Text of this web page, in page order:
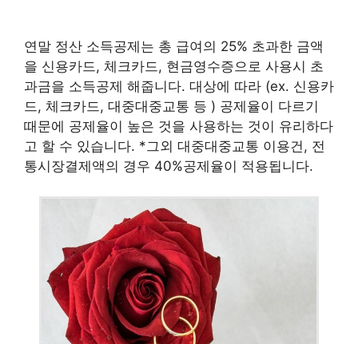
연말 정산 소득공제는 총 급여의 25% 초과한 금액
을 신용카드, 체크카드, 현금영수증으로 사용시 초
과금을 소득공제 해줍니다. 대상에 따라 (ex. 신용카
드, 체크카드, 대중대중교통 등 ) 공제율이 다르기
때문에 공제율이 높은 것을 사용하는 것이 유리하다
고 할 수 있습니다. *그외 대중대중교통 이용건, 전
통시장결제액의 경우 40%공제율이 적용됩니다.